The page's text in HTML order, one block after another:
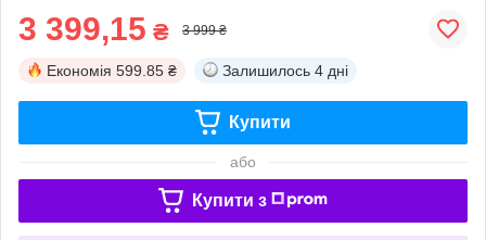
3 399,15 ₴ 3 999 ₴
Економія 599.85 ₴ Залишилось 4 дні
Купити
або
Купити з